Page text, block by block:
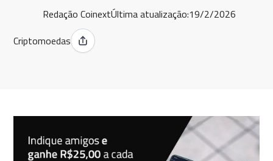
Redação CoinextÚltima atualização:19/2/2026
Criptomoedas